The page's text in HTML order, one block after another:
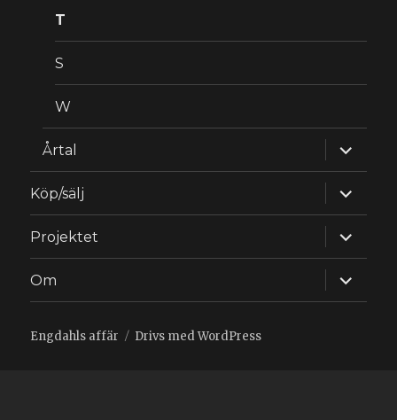
T
S
W
Årtal
Köp/sälj
Projektet
Om
Engdahls affär Drivs med WordPress